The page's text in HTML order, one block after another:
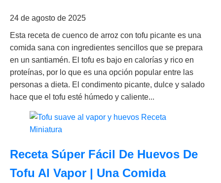
24 de agosto de 2025
Esta receta de cuenco de arroz con tofu picante es una
comida sana con ingredientes sencillos que se prepara
en un santiamén. El tofu es bajo en calorías y rico en
proteínas, por lo que es una opción popular entre las
personas a dieta. El condimento picante, dulce y salado
hace que el tofu esté húmedo y caliente...
Receta Súper Fácil De Huevos De
Tofu Al Vapor | Una Comida